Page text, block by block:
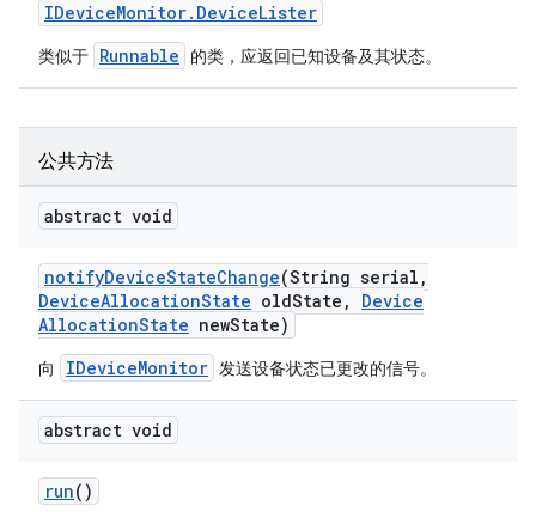
IDeviceMonitor. DeviceLister
类似于 Runnable 的类，应返回已知设备及其状态。
公共方法
abstract void
notifyDeviceStateChange(String serial ,
DeviceAllocationState oldState ,
Device
AllocationState newState)
向 IDeviceMonitor 发送设备状态已更改的信号。
abstract void
run()